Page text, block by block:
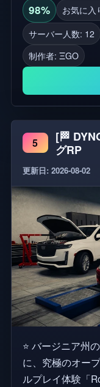
タイム - バレー
要がある) Q - ド
Goalboundは、
されたRobloxの
強烈な6v6チーム
ーであることを
なスキル、エゴ
の能力を磨くた
ースでアニメ風
いステークスピ
98% お気に入
サーバー人数: 12
制作者: ΞGO
5
[🏁
グRP
更新日: 2026-08-02
⭐ バージニア州
に、究極のオー
ルプレイ体験「